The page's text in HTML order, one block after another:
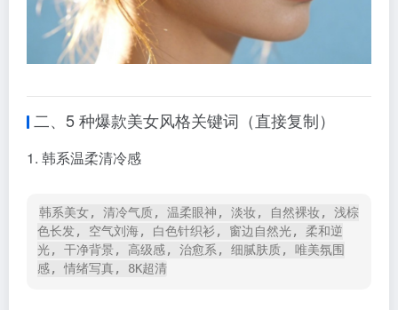
二、5 种爆款美女风格关键词（直接复制）
1. 韩系温柔清冷感
韩系美女, 清冷气质, 温柔眼神, 淡妆, 自然裸妆, 浅棕
色长发, 空气刘海, 白色针织衫, 窗边自然光, 柔和逆
光, 干净背景, 高级感, 治愈系, 细腻肤质, 唯美氛围
感, 情绪写真, 8K超清